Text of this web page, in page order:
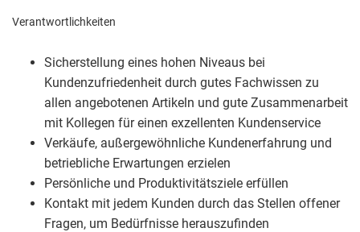
Verantwortlichkeiten
Sicherstellung eines hohen Niveaus bei
Kundenzufriedenheit durch gutes Fachwissen zu
allen angebotenen Artikeln und gute Zusammenarbeit
mit Kollegen für einen exzellenten Kundenservice
Verkäufe, außergewöhnliche Kundenerfahrung und
betriebliche Erwartungen erzielen
Persönliche und Produktivitätsziele erfüllen
Kontakt mit jedem Kunden durch das Stellen offener
Fragen, um Bedürfnisse herauszufinden